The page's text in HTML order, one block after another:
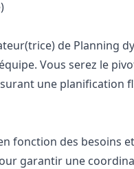
de Planning
Vous serez le
une planification
fonction des besoins
garantir une